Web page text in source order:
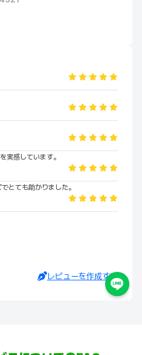
実感しています。
とても助かりました。
レビューを作成する